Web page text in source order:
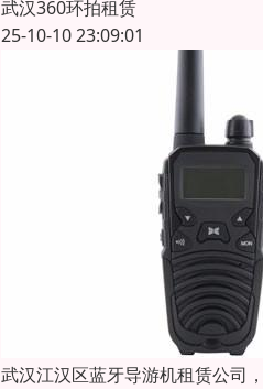
武汉360环拍租赁
25-10-10 23:09:01
武汉江汉区蓝牙导游机租赁公司